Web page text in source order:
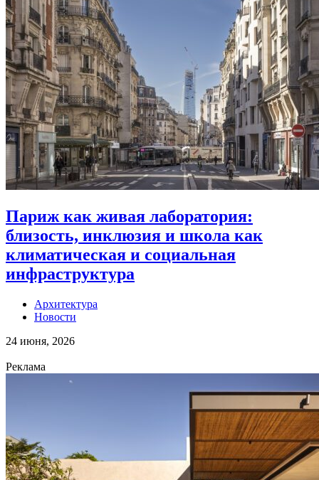
Париж как живая лаборатория:
близость, инклюзия и школа как
климатическая и социальная
инфраструктура
Архитектура
Новости
24 июня, 2026
Реклама